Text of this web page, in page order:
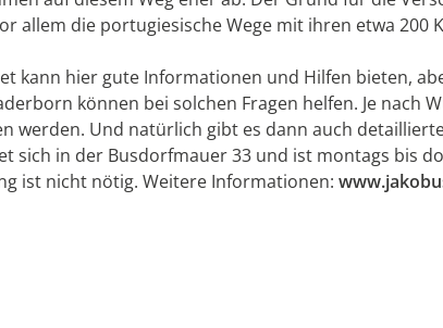
allem die portugiesische Wege mit ihren etwa 200
kann hier gute Informationen und Hilfen bieten,
können bei solchen Fragen helfen. Je nach
werden. Und natürlich gibt es dann auch
sich in der Busdorfmauer 33 und ist montags bis
ist nicht nötig. Weitere Informationen: